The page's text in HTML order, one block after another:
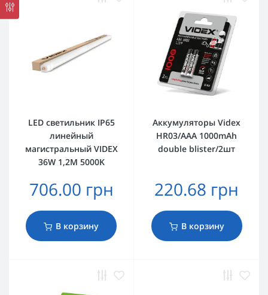
LED светильник IP65
линейный
магистральный VIDEX
36W 1,2М 5000K
706.00 грн
В корзину
Аккумуляторы Videx
HR03/AAA 1000mAh
double blister/2шт
220.68 грн
В корзину